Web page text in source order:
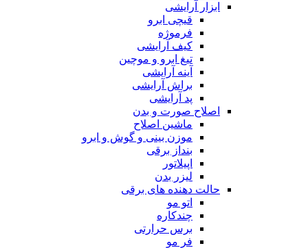
ابزار آرایشی
قیچی ابرو
فرموژه
کیف آرایشی
تیغ ابرو و موچین
آینه آرایشی
براش آرایشی
پد آرایشی
اصلاح صورت و بدن
ماشین اصلاح
موزن بینی و گوش و ابرو
بنداز برقی
اپیلاتور
لیزر بدن
حالت دهنده های برقی
اتو مو
چندکاره
برس حرارتی
فر مو